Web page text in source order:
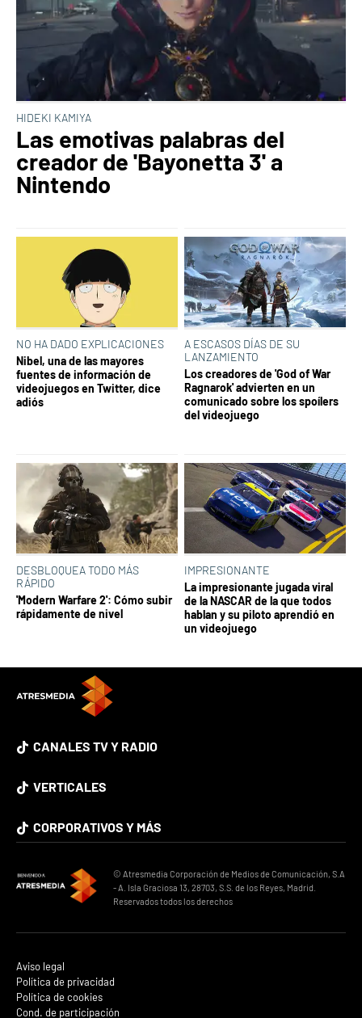
HIDEKI KAMIYA
Las emotivas palabras del
creador de 'Bayonetta 3' a
Nintendo
NO HA DADO EXPLICACIONES
Nibel, una de las mayores
fuentes de información de
videojuegos en Twitter, dice
adiós
A ESCASOS DÍAS DE SU
LANZAMIENTO
Los creadores de 'God of War
Ragnarok' advierten en un
comunicado sobre los spoílers
del videojuego
DESBLOQUEA TODO MÁS
RÁPIDO
'Modern Warfare 2': Cómo subir
rápidamente de nivel
IMPRESIONANTE
La impresionante jugada viral
de la NASCAR de la que todos
hablan y su piloto aprendió en
un videojuego
CANALES TV Y RADIO
VERTICALES
CORPORATIVOS Y MÁS
© Atresmedia Corporación de Medios de Comunicación, S.A
- A. Isla Graciosa 13, 28703, S.S. de los Reyes, Madrid.
Reservados todos los derechos
Aviso legal
Política de privacidad
Política de cookies
Cond. de participación